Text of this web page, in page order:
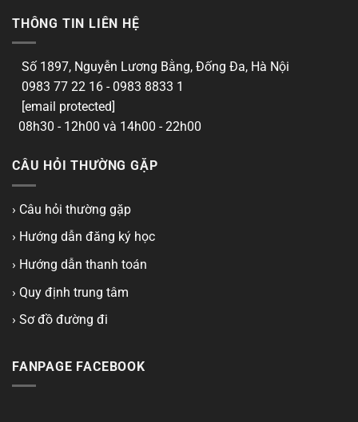
THÔNG TIN LIÊN HỆ
Số 1897, Nguyễn Lương Bằng, Đống Đa, Hà Nội
0983 77 22 16 - 0983 8833 1
[email protected]
08h30 - 12h00 và 14h00 - 22h00
CÂU HỎI THƯỜNG GẶP
› Câu hỏi thường gặp
› Hướng dẫn đăng ký học
› Hướng dẫn thanh toán
› Quy định trung tâm
› Sơ đồ đường đi
FANPAGE FACEBOOK